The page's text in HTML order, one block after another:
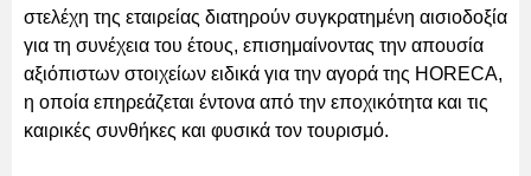
στελέχη της εταιρείας διατηρούν συγκρατημένη αισιοδοξία
για τη συνέχεια του έτους, επισημαίνοντας την απουσία
αξιόπιστων στοιχείων ειδικά για την αγορά της HORECA,
η οποία επηρεάζεται έντονα από την εποχικότητα και τις
καιρικές συνθήκες και φυσικά τον τουρισμό.